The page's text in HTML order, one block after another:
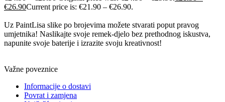
€26.90Current price is: €21.90 – €26.90.
Uz PaintLisa slike po brojevima možete stvarati poput pravog
umjetnika! Naslikajte svoje remek-djelo bez prethodnog iskustva,
napunite svoje baterije i izrazite svoju kreativnost!
Važne poveznice
Informacije o dostavi
Povrat i zamjena